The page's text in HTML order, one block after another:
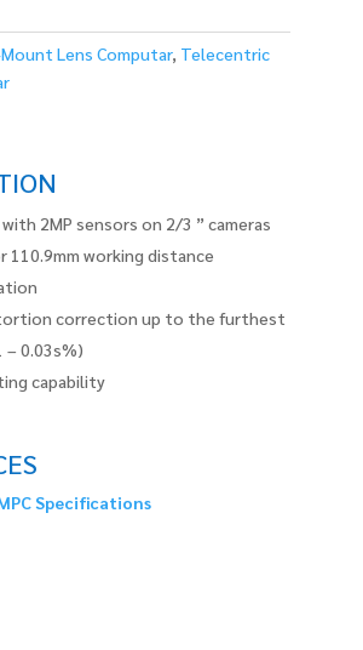
Lens Computar, Telecentric
2MP sensors on 2/3 ” cameras
110.9mm working distance
correction up to the furthest
– 0.03s%)
capability
Specifications